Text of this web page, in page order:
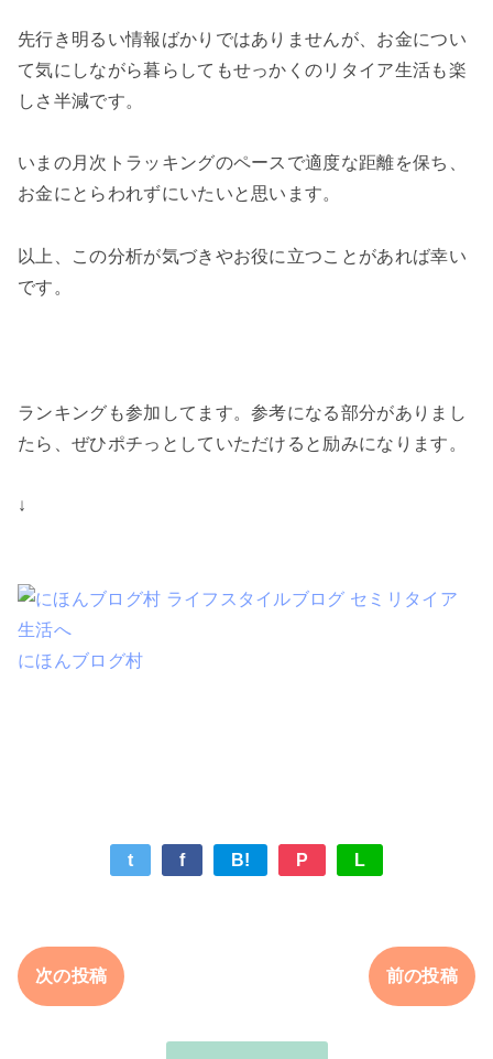
先行き明るい情報ばかりではありませんが、お金につい
て気にしながら暮らしてもせっかくのリタイア生活も楽
しさ半減です。
いまの月次トラッキングのペースで適度な距離を保ち、
お金にとらわれずにいたいと思います。
以上、この分析が気づきやお役に立つことがあれば幸い
です。
ランキングも参加してます。参考になる部分がありまし
たら、ぜひポチっとしていただけると励みになります。
↓
にほんブログ村
t f B! P L
次の投稿 前の投稿